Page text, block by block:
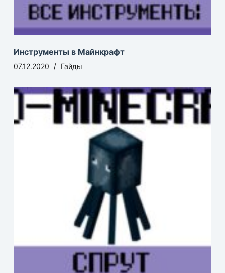
Инструменты в Майнкрафт
07.12.2020 Гайды